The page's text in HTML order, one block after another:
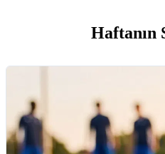
Haftanın